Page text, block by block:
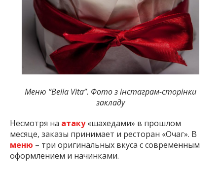
Меню “Bella Vita”. Фото з інстаграм-сторінки
закладу
Несмотря на атаку«шахедами» в прошлом
месяце, заказы принимает и ресторан «Очаг». В
меню – три оригинальных вкуса с современным
оформлением и начинками.